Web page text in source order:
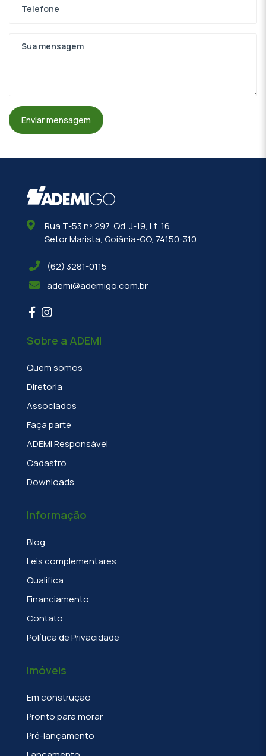
Enviar mensagem
Rua T-53 nº 297, Qd. J-19, Lt. 16
Setor Marista, Goiânia-GO, 74150-310
(62) 3281-0115
ademi@ademigo.com.br
Sobre a ADEMI
Quem somos
Diretoria
Associados
Faça parte
ADEMI Responsável
Cadastro
Downloads
Informação
Blog
Leis complementares
Qualifica
Financiamento
Contato
Política de Privacidade
Imóveis
Em construção
Pronto para morar
Pré-lançamento